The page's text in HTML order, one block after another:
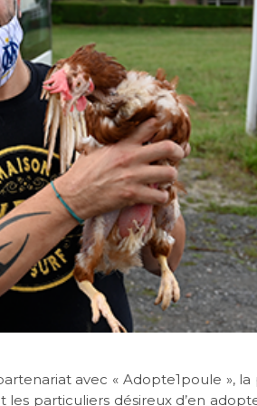
avec « Adopte1poule »,
particuliers désireux d’en